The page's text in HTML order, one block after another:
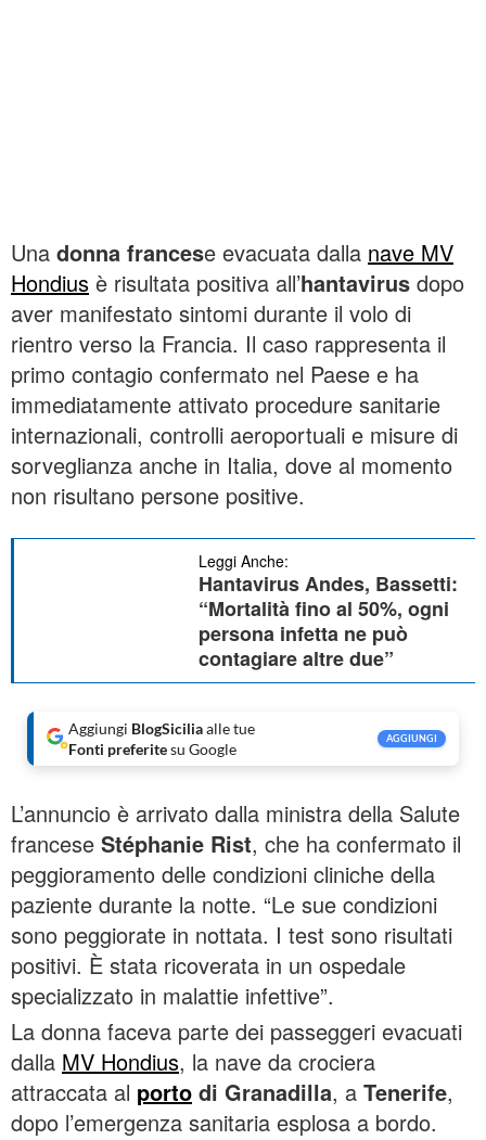
Una donna francese evacuata dalla nave MV
Hondius è risultata positiva all’hantavirus dopo
aver manifestato sintomi durante il volo di
rientro verso la Francia. Il caso rappresenta il
primo contagio confermato nel Paese e ha
immediatamente attivato procedure sanitarie
internazionali, controlli aeroportuali e misure di
sorveglianza anche in Italia, dove al momento
non risultano persone positive.
Leggi Anche:
Hantavirus Andes, Bassetti:
“Mortalità fino al 50%, ogni
persona infetta ne può
contagiare altre due”
Aggiungi BlogSiciliaalle tue
Fonti preferitesu Google
AGGIUNGI
L’annuncio è arrivato dalla ministra della Salute
francese Stéphanie Rist, che ha confermato il
peggioramento delle condizioni cliniche della
paziente durante la notte. “Le sue condizioni
sono peggiorate in nottata. I test sono risultati
positivi. È stata ricoverata in un ospedale
specializzato in malattie infettive”.
La donna faceva parte dei passeggeri evacuati
dalla MV Hondius, la nave da crociera
attraccata al porto di Granadilla, a Tenerife,
dopo l’emergenza sanitaria esplosa a bordo.